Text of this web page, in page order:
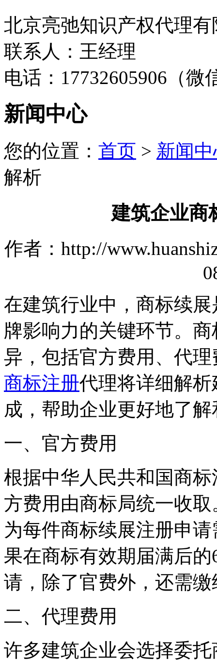
北京亮弛知识产权代理有
联系人：王经理
电话：17732605906（微
新闻中心
您的位置： 首页 > 新闻
解析
建筑企业商
作者：http://
在建筑行业中，商标续
牌影响力的关键环节。
异，包括官方费用、代
商标注册代理将详细解
成，帮助企业更好地了
‌一、官方费用‌
根据中华人民共和国商
方费用由商标局统一收
为每件商标续展注册申
果在商标有效期届满后
请，除了官费外，还需
‌二、代理费用‌
许多建筑企业会选择委